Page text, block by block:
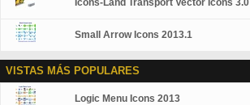
Icons-Land Transport Vector Icons 3.0
Small Arrow Icons 2013.1
VISTAS MÁS POPULARES
Logic Menu Icons 2013